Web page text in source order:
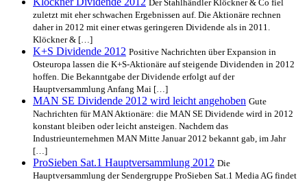
Der Stahlhändler Klöckner & Co fiel
zuletzt mit eher schwachen Ergebnissen auf. Die Aktionäre rechnen
daher in 2012 mit einer etwas geringeren Dividende als in 2011.
Klöckner & […]
K+S Dividende 2012 Positive Nachrichten über Expansion in
Osteuropa lassen die K+S-Aktionäre auf steigende Dividenden in 2012
hoffen. Die Bekanntgabe der Dividende erfolgt auf der
Hauptversammlung Anfang Mai […]
MAN SE Dividende 2012 wird leicht angehoben Gute
Nachrichten für MAN Aktionäre: die MAN SE Dividende wird in 2012
konstant bleiben oder leicht ansteigen. Nachdem das
Industrieunternehmen MAN Mitte Januar 2012 bekannt gab, im Jahr
[…]
ProSieben Sat.1 Hauptversammlung 2012 Die
Hauptversammlung der Sendergruppe ProSieben Sat.1 Media AG findet